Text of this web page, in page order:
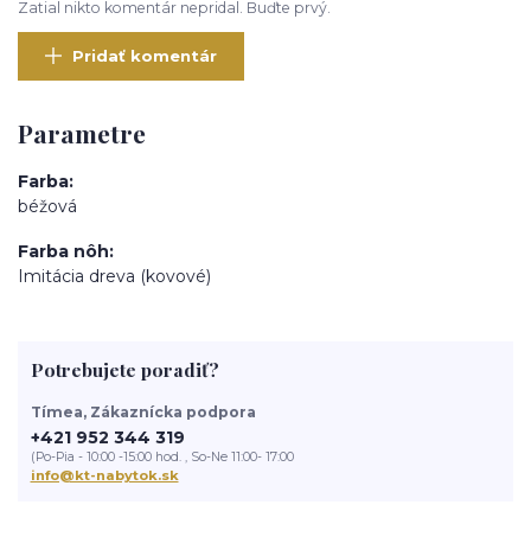
Zatial nikto komentár nepridal. Buďte prvý.
Pridať komentár
Parametre
Farba
béžová
Farba nôh
Imitácia dreva (kovové)
Potrebujete poradiť?
Tímea, Zákaznícka podpora
+421 952 344 319
(Po-Pia - 10:00 -15:00 hod. , So-Ne 11:00- 17:00
info@kt-nabytok.sk